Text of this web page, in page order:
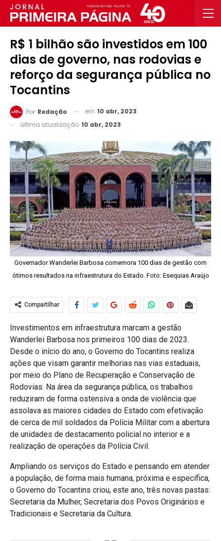
R$ 1 bilhão são investidos em 100
dias de governo, nas rodovias e
reforço da segurança pública no
Tocantins
Por Redação em 10 abr, 2023
última atualização 10 abr, 2023
Governador Wanderlei Barbosa comemora 100 dias de gestão com
ótimos resultados na infraestrutura do Estado. Foto: Esequias Araújo
Compartilhar
Investimentos em infraestrutura marcam a gestão
Wanderlei Barbosa nos primeiros 100 dias de 2023.
Desde o início do ano, o Governo do Tocantins realiza
ações que visam garantir melhorias nas vias estaduais,
por meio do Plano de Recuperação e Conservação de
Rodovias. Na área da segurança pública, os trabalhos
reduziram de forma ostensiva a onda de violência que
assolava as maiores cidades do Estado com efetivação
de cerca de mil soldados da Polícia Militar com a abertura
de unidades de destacamento policial no interior e a
realização de operações da Polícia Civil.
Ampliando os serviços do Estado e pensando em atender
a população, de forma mais humana, próxima e específica,
o Governo do Tocantins criou, este ano, três novas pastas:
Secretaria da Mulher, Secretaria dos Povos Originários e
Tradicionais e Secretaria da Cultura.